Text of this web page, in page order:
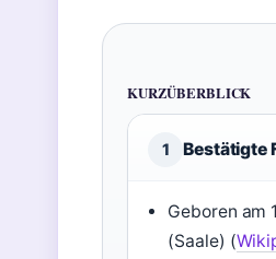
KURZÜBERBLICK
1 Bestätigte
Geboren am
(Saale) (